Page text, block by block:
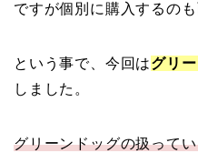
ですが個別に購入するの
という事で、今回はグリ
しました。
グリーンドッグの扱って